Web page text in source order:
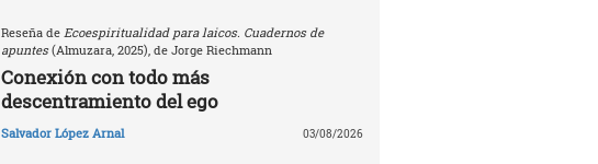
Reseña de Ecoespiritualidad para laicos. Cuadernos de
apuntes(Almuzara, 2025), de Jorge Riechmann
Conexión con todo más
descentramiento del ego
Salvador López Arnal 03/08/2026